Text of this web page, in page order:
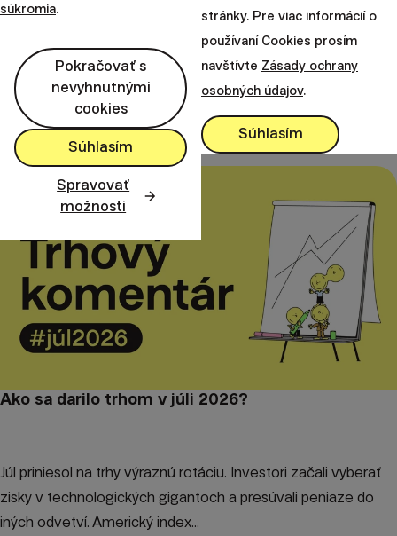
Odporúčame
Ako sa darilo trhom v júli 2026?
Júl priniesol na trhy výraznú rotáciu. Investori začali vyberať
zisky v technologických gigantoch a presúvali peniaze do
iných odvetví. Americký index...
súkromia.
Pokračovať s
nevyhnutnými
cookies
Súhlasím
Spravovať
možnosti
stránky. Pre viac informácií o
používaní Cookies prosím
navštívte Zásady ochrany
osobných údajov.
Súhlasím